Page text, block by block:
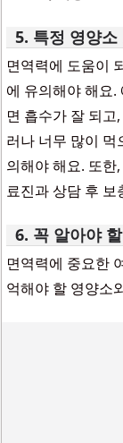
5. 특정 영양소
면역력에 도움이
에 유의해야 해요
면 흡수가 잘 되
러나 너무 많이 먹
의해야 해요. 또한,
료진과 상담 후 보
6. 꼭 알아야
면역력에 중요한
억해야 할 영양소